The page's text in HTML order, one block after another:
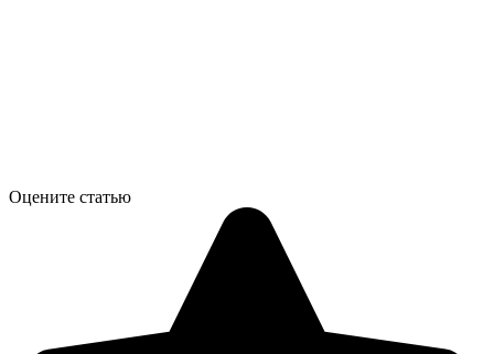
Оцените статью